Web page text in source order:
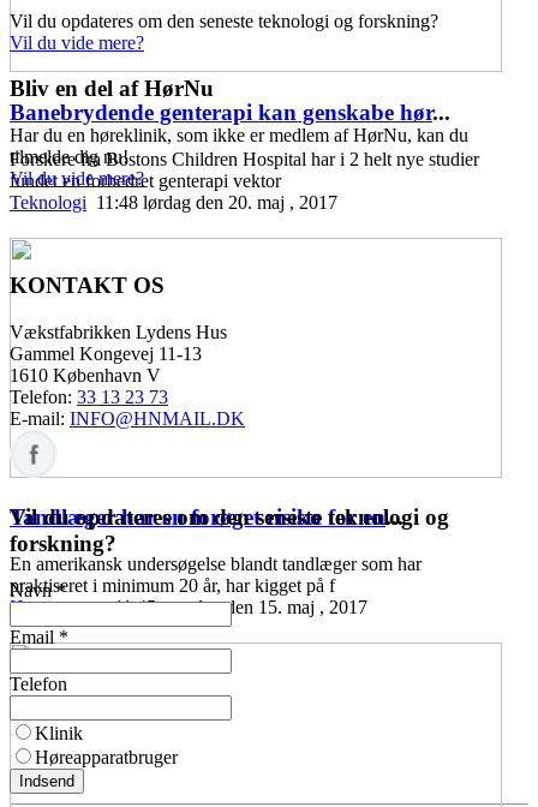
Banebrydende genterapi kan genskabe hør...
Forskere fra Bostons Children Hospital har i 2 helt nye studier
fundet en forbedret genterapi vektor
Teknologi 11:48 lørdag den 20. maj , 2017
Tandlæger har en forøget risiko for en...
En amerikansk undersøgelse blandt tandlæger som har
praktiseret i minimum 20 år, har kigget på f
Høreomsorg 11:45 mandag den 15. maj , 2017
Vil du opdateres om den seneste teknologi og forskning?
Vil du vide mere?
Bliv en del af HørNu
Har du en høreklinik, som ikke er medlem af HørNu, kan du
tilmelde dig nu!
Vil du vide mere?
KONTAKT OS
Vækstfabrikken Lydens Hus
Gammel Kongevej 11-13
1610 København V
Telefon: 33 13 23 73
E-mail: INFO@HNMAIL.DK
Vil du opdateres om den seneste teknologi og
forskning?
Navn *
Email *
Telefon
Klinik
Høreapparatbruger
Indsend